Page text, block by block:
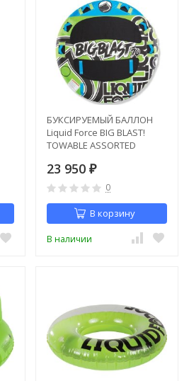
БУКСИРУЕМЫЙ БАЛЛОН
Liquid Force BIG BLAST!
TOWABLE ASSORTED
23 950 ₽
0
В корзину
В наличии